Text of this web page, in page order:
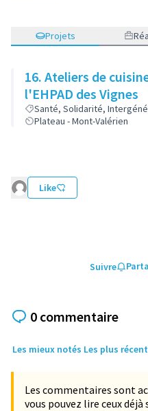
Projets
16. Ateliers de
l'EHPAD des Vignes
Santé, Solidarité,
Plateau - Mont-Valérien
Like
Suivre
0 commentaire
Les mieux notés Les plus
Les commentaires sont
vous pouvez lire ceux déjà